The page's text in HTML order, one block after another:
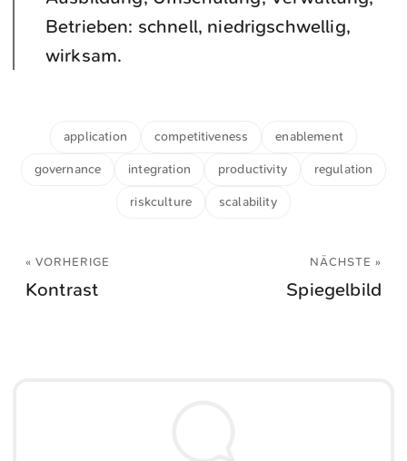
Betrieben: schnell, niedrigschwellig,
wirksam.
application competitiveness enablement
governance integration productivity regulation
riskculture scalability
« VORHERIGE
Kontrast
NÄCHSTE »
Spiegelbild